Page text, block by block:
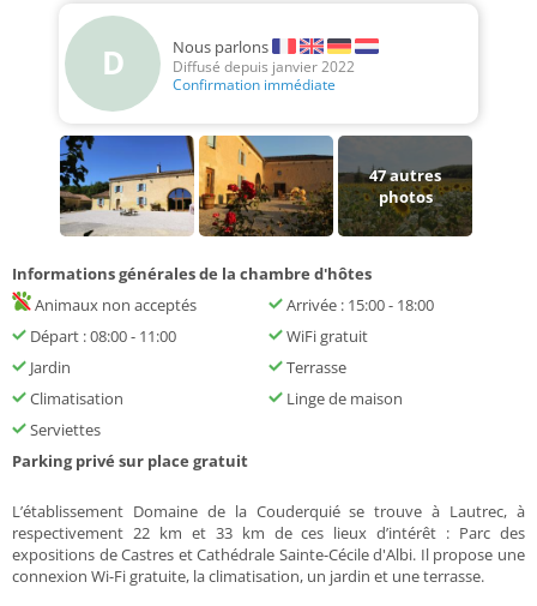
D Nous parlons
Diffusé depuis janvier 2022
Confirmation immédiate
47autres
photos
Informations générales de la chambre d'hôtes
Animaux non acceptés
Arrivée : 15:00 - 18:00
Départ : 08:00 - 11:00
WiFi gratuit
Jardin
Terrasse
Climatisation
Linge de maison
Serviettes
Parking privé sur place gratuit
L’établissement Domaine de la Couderquié se trouve à Lautrec, à
respectivement 22 km et 33 km de ces lieux d’intérêt : Parc des
expositions de Castres et Cathédrale Sainte-Cécile d'Albi. Il propose une
connexion Wi-Fi gratuite, la climatisation, un jardin et une terrasse.